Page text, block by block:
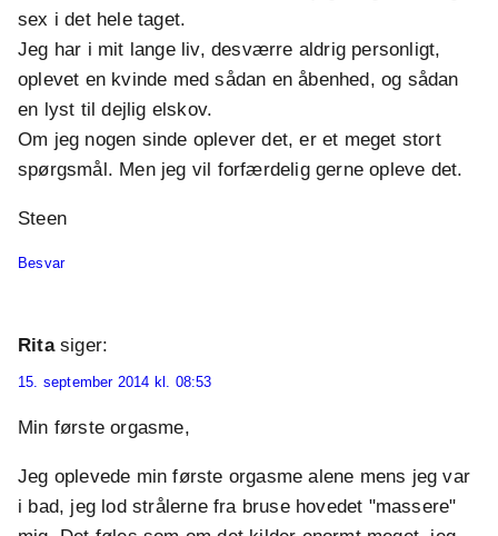
sex i det hele taget.
Jeg har i mit lange liv, desværre aldrig personligt,
oplevet en kvinde med sådan en åbenhed, og sådan
en lyst til dejlig elskov.
Om jeg nogen sinde oplever det, er et meget stort
spørgsmål. Men jeg vil forfærdelig gerne opleve det.
Steen
Besvar
Rita siger:
15. september 2014 kl. 08:53
Min første orgasme,
Jeg oplevede min første orgasme alene mens jeg var
i bad, jeg lod strålerne fra bruse hovedet "massere"